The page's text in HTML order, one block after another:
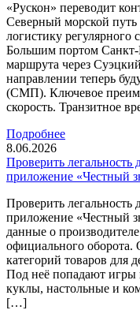
«Рускон» переводит
Северный морской
логистику
Большим портом Санкт-
маршрута через
направлении теперь
(СМП). Ключевое
скорость. Транзитное
Подробнее
8.06.2026
Проверить легальность
приложение «Честный
Проверить легальность
приложение «Честный
данные о
официального оборота.
категорий товаров для
Под неё попадают игры
куклы, настольные и
[…]